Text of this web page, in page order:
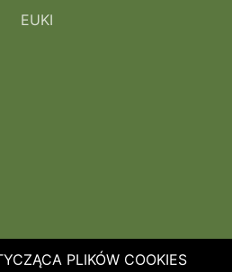
EUKI
PLIKÓW COOKIES